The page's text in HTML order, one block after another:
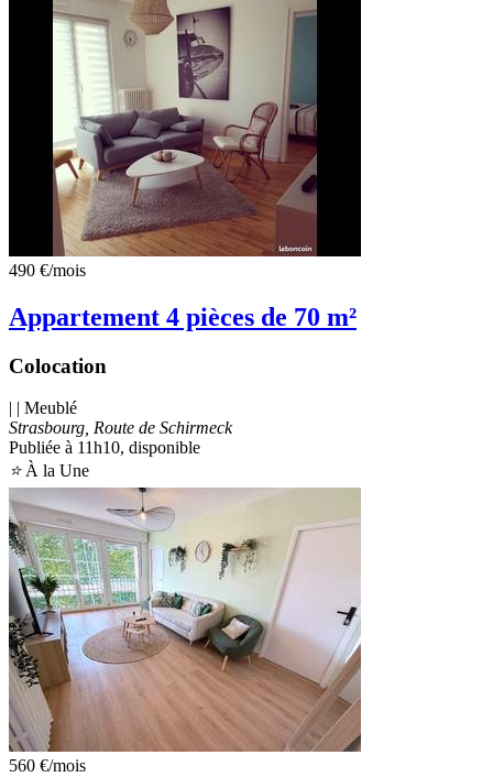
490 €/mois
Appartement 4 pièces de 70 m²
Colocation
| | Meublé
Strasbourg, Route de Schirmeck
Publiée à 11h10, disponible
⭐À la Une
560 €/mois